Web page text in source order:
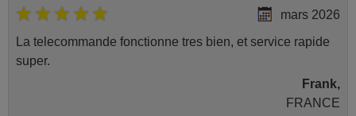
mars 2026
La telecommande fonctionne tres bien, et service rapide
super.
Frank,
FRANCE